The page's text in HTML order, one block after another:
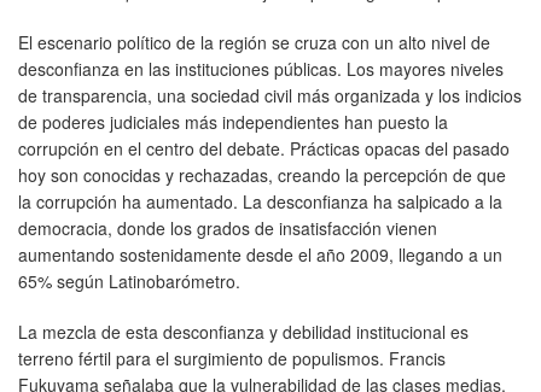
El escenario político de la región se cruza con un alto nivel de
desconfianza en las instituciones públicas. Los mayores niveles
de transparencia, una sociedad civil más organizada y los indicios
de poderes judiciales más independientes han puesto la
corrupción en el centro del debate. Prácticas opacas del pasado
hoy son conocidas y rechazadas, creando la percepción de que
la corrupción ha aumentado. La desconfianza ha salpicado a la
democracia, donde los grados de insatisfacción vienen
aumentando sostenidamente desde el año 2009, llegando a un
65% según Latinobarómetro.
La mezcla de esta desconfianza y debilidad institucional es
terreno fértil para el surgimiento de populismos. Francis
Fukuyama señalaba que la vulnerabilidad de las clases medias,